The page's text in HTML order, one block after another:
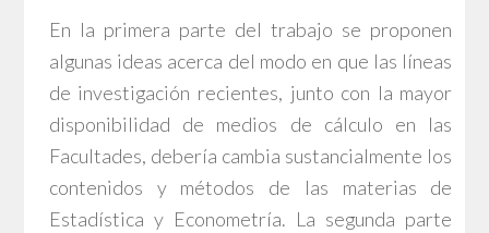
En la primera parte del trabajo se proponen
algunas ideas acerca del modo en que las líneas
de investigación recientes, junto con la mayor
disponibilidad de medios de cálculo en las
Facultades, debería cambia sustancialmente los
contenidos y métodos de las materias de
Estadística y Econometría. La segunda parte